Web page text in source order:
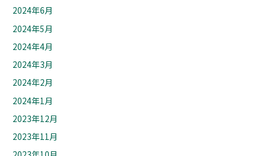
2024年6月
2024年5月
2024年4月
2024年3月
2024年2月
2024年1月
2023年12月
2023年11月